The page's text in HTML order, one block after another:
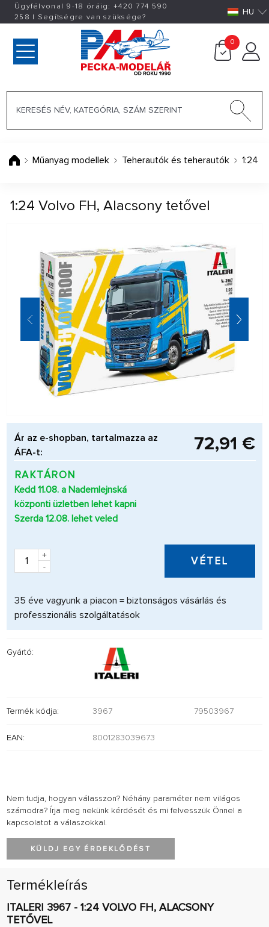
Ügyfélvonal 9-18 óráig: +420774 590
258 | Segítségre van szüksége? HU
0
Műanyag modellek Teherautók és teherautók 1:24
1:24 Volvo FH, Alacsony tetővel
Ár az e-shopban, tartalmazza az
ÁFA-t:
72,91 €
RAKTÁRON
Kedd 11.08. a Nademlejnská
központi üzletben lehet kapni
Szerda 12.08. lehet veled
+
-
VÉTEL
35 éve vagyunk a piacon = biztonságos vásárlás és
professzionális szolgáltatások
Gyártó:
Termék kódja: 3967 79503967
EAN: 8001283039673
Nem tudja, hogyan válasszon? Néhány paraméter nem világos
számodra? Írja meg nekünk kérdését és mi felvesszük Önnel a
kapcsolatot a válaszokkal.
KÜLDJ EGY ÉRDEKLŐDÉST
Termékleírás
ITALERI 3967 - 1:24 VOLVO FH, ALACSONY
TETŐVEL